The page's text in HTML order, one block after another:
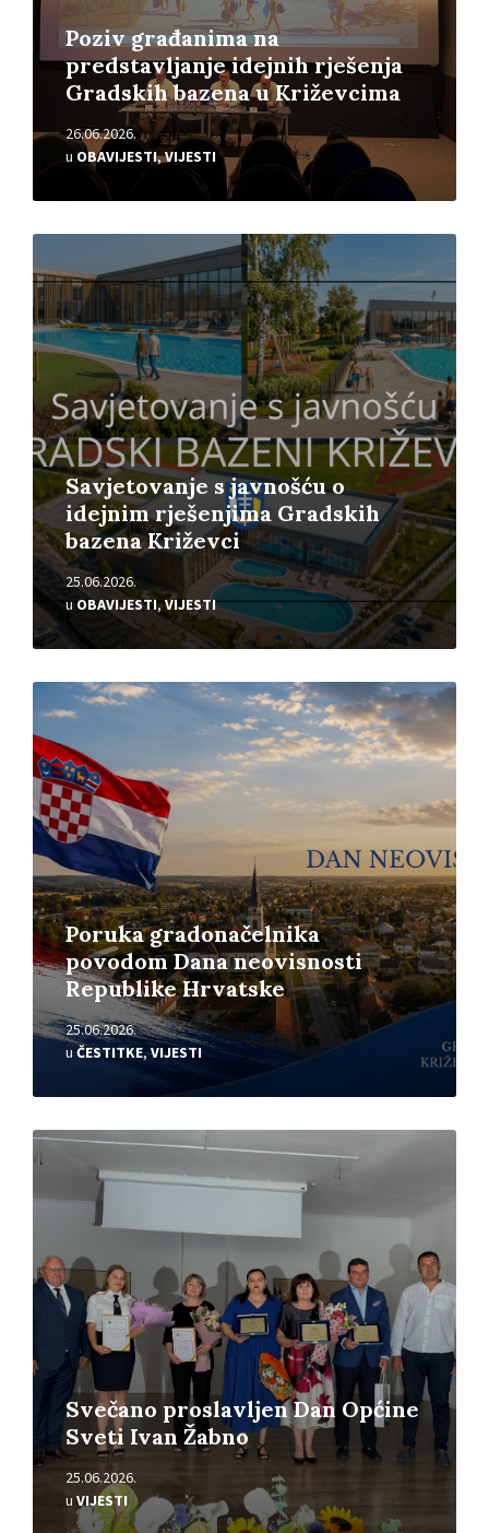
Poziv građanima na
predstavljanje idejnih rješenja
Gradskih bazena u Križevcima
26.06.2026.
u OBAVIJESTI,VIJESTI
Savjetovanje s javnošću o
idejnim rješenjima Gradskih
bazena Križevci
25.06.2026.
u OBAVIJESTI,VIJESTI
Pročitajte
više
Poruka gradonačelnika
povodom Dana neovisnosti
Republike Hrvatske
25.06.2026.
u ČESTITKE,VIJESTI
Pročitajte
više
Svečano proslavljen Dan Općine
Sveti Ivan Žabno
25.06.2026.
u VIJESTI
Pročitajte
više